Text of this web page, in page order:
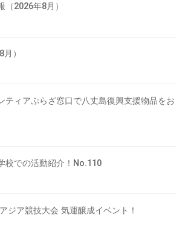
（2026年8月）
）
ティアぷらざ窓口で八丈島復興支援物品をお
校での活動紹介！No.110
ジア競技大会 気運醸成イベント！